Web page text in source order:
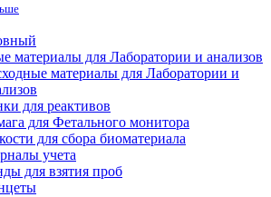
материалы для Лаборатории и анализов
материалы для Лаборатории и
для реактивов
для Фетального монитора
для сбора биоматериала
учета
для взятия проб